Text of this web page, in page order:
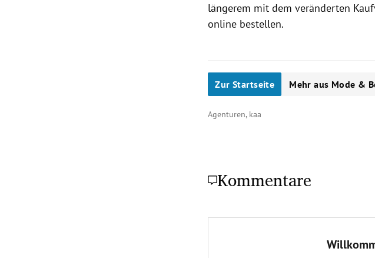
längerem mit dem veränderten
online bestellen.
Zur Startseite Mehr aus Mode &
Agenturen, kaa
Kommentare